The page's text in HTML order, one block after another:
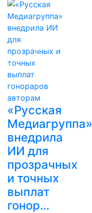
«Русская
Медиагруппа»
внедрила
ИИ для
прозрачных
и точных
выплат
гонор…